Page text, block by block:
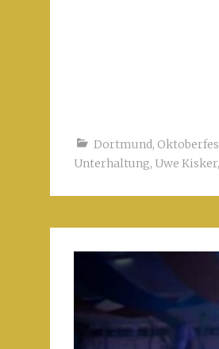
Dortmund,
Unterhaltung, Uwe Kisker,